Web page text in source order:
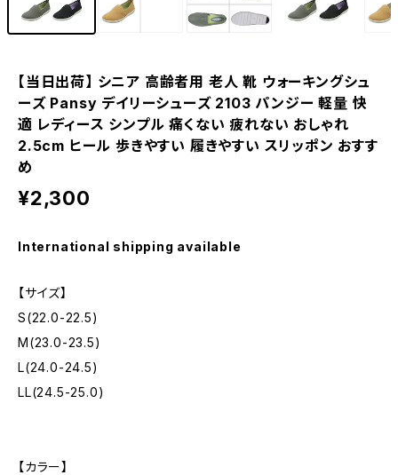
【当日出荷】 シニア 高齢者用 老人 靴 ウォーキングシュ
ーズ Pansy デイリーシューズ 2103 パンジー 軽量 快
適 レディース シンプル 痛くない 疲れない おしゃれ
2.5cm ヒール 歩きやすい 履きやすい スリッポン おすす
め
¥2,300
International shipping available
【サイズ】
S(22.0-22.5)
M(23.0-23.5)
L(24.0-24.5)
LL(24.5-25.0)
【カラー】